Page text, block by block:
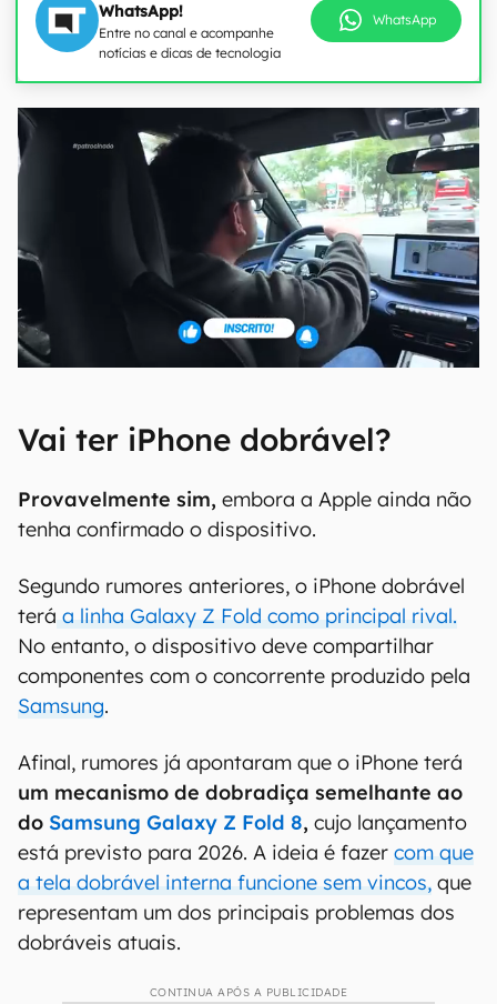
WhatsApp!
Entre no canal e acompanhe
notícias e dicas de tecnologia
WhatsApp
Vai ter iPhone dobrável?
Provavelmente sim, embora a Apple ainda não
tenha confirmado o dispositivo.
Segundo rumores anteriores, o iPhone dobrável
terá a linha Galaxy Z Fold como principal rival.
No entanto, o dispositivo deve compartilhar
componentes com o concorrente produzido pela
Samsung.
Afinal, rumores já apontaram que o iPhone terá
um mecanismo de dobradiça semelhante ao
do Samsung Galaxy Z Fold 8, cujo lançamento
está previsto para 2026. A ideia é fazer com que
a tela dobrável interna funcione sem vincos, que
representam um dos principais problemas dos
dobráveis atuais.
CONTINUA APÓS A PUBLICIDADE